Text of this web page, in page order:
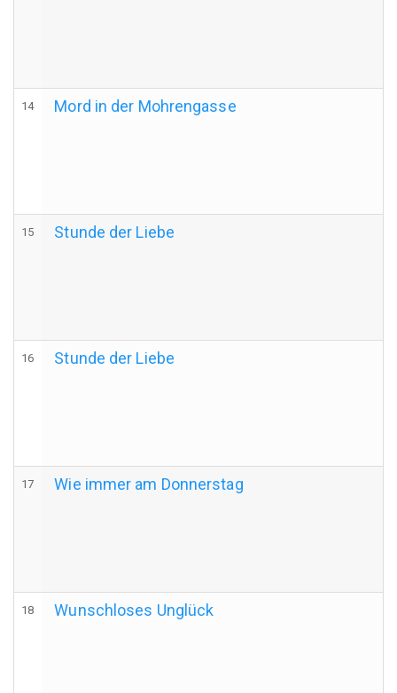
14 Mord in der Mohrengasse
15 Stunde der Liebe
16 Stunde der Liebe
17 Wie immer am Donnerstag
18 Wunschloses Unglück